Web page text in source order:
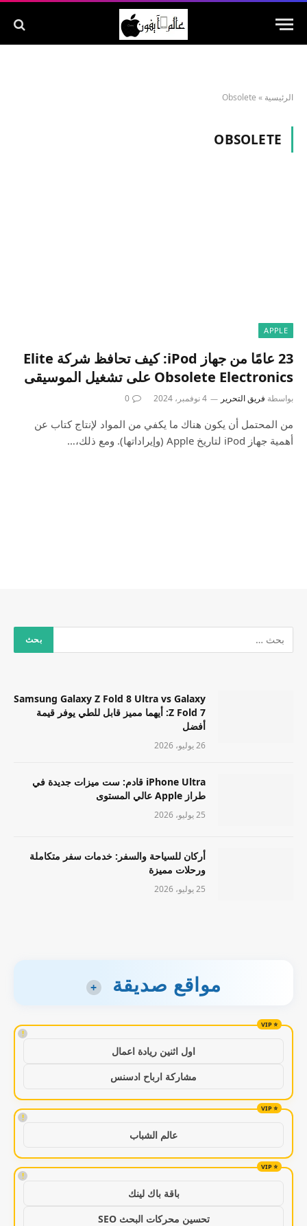
الرئيسية »
Obsolete
OBSOLETE
APPLE
23 عامًا من جهاز iPod: كيف تحافظ شركة Elite
Obsolete Electronics على تشغيل الموسيقى
بواسطة فريق التحرير 4 نوفمبر، 2024 0
من المحتمل أن يكون هناك ما يكفي من المواد لإنتاج كتاب عن
أهمية جهاز iPod لتاريخ Apple (وإيراداتها). ومع ذلك،…
Samsung Galaxy Z Fold 8 Ultra vs Galaxy
Z Fold 7: أيهما مميز قابل للطي يوفر قيمة
أفضل
26 يوليو، 2026
iPhone Ultra قادم: ست ميزات جديدة في
طراز Apple عالي المستوى
25 يوليو، 2026
أركان للسياحة والسفر: خدمات سفر متكاملة
ورحلات مميزة
25 يوليو، 2026
مواقع صديقة +
!
اول اثنين ريادة اعمال
مشاركة ارباح ادسنس
!
عالم الشباب
!
باقة باك لينك
تحسين محركات البحث SEO